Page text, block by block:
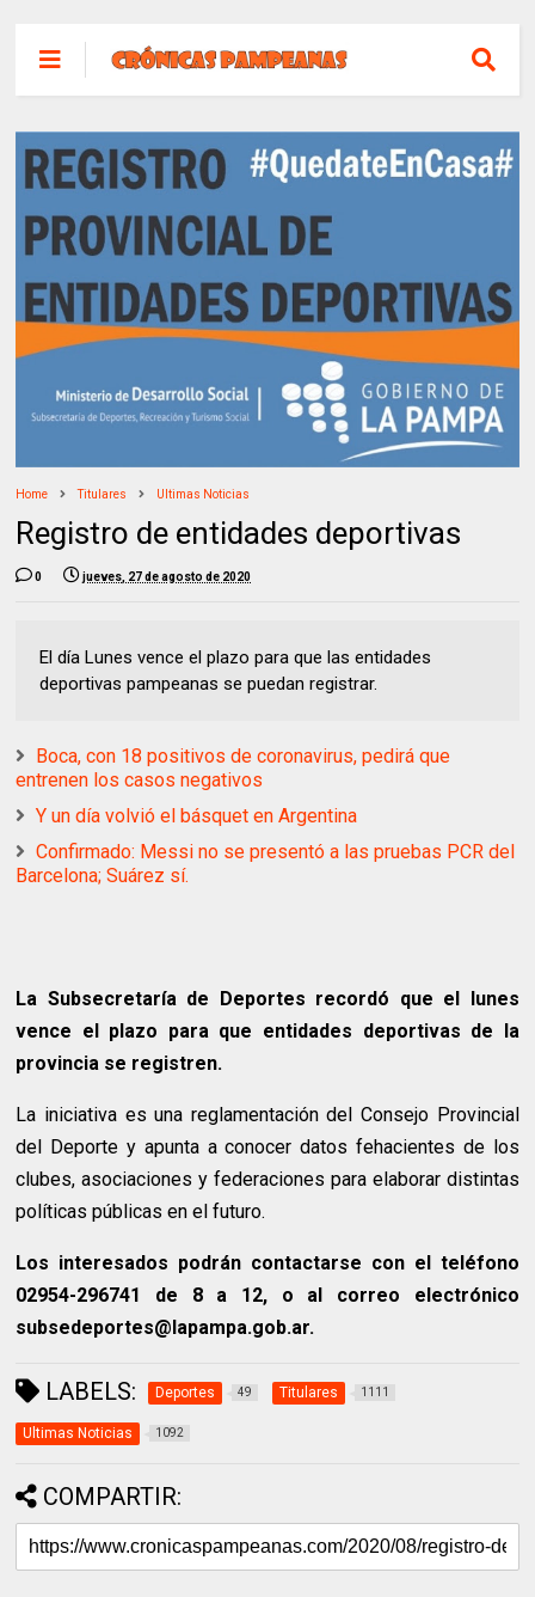
Home Titulares Ultimas Noticias
Registro de entidades deportivas
0 jueves, 27 de agosto de 2020
El día Lunes vence el plazo para que las entidades
deportivas pampeanas se puedan registrar.
Boca, con 18 positivos de coronavirus, pedirá que
entrenen los casos negativos
Y un día volvió el básquet en Argentina
Confirmado: Messi no se presentó a las pruebas PCR del
Barcelona; Suárez sí.
La Subsecretaría de Deportes recordó que el lunes
vence el plazo para que entidades deportivas de la
provincia se registren.
La iniciativa es una reglamentación del Consejo Provincial
del Deporte y apunta a conocer datos fehacientes de los
clubes, asociaciones y federaciones para elaborar distintas
políticas públicas en el futuro.
Los interesados podrán contactarse con el teléfono
02954-296741 de 8 a 12, o al correo electrónico
subsedeportes@lapampa.gob.ar.
LABELS: Deportes 49 Titulares 1111
Ultimas Noticias 1092
COMPARTIR: